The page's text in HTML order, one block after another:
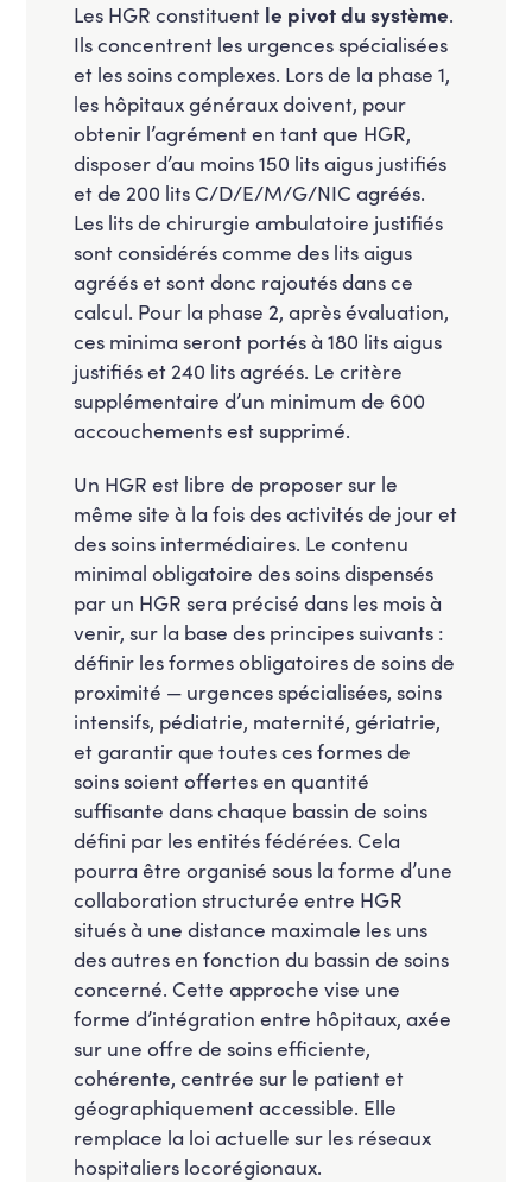
Les HGR constituent le pivot du système.
Ils concentrent les urgences spécialisées
et les soins complexes. Lors de la phase 1,
les hôpitaux généraux doivent, pour
obtenir l’agrément en tant que HGR,
disposer d’au moins 150 lits aigus justifiés
et de 200 lits C/D/E/M/G/NIC agréés.
Les lits de chirurgie ambulatoire justifiés
sont considérés comme des lits aigus
agréés et sont donc rajoutés dans ce
calcul. Pour la phase 2, après évaluation,
ces minima seront portés à 180 lits aigus
justifiés et 240 lits agréés. Le critère
supplémentaire d’un minimum de 600
accouchements est supprimé.
Un HGR est libre de proposer sur le
même site à la fois des activités de jour et
des soins intermédiaires. Le contenu
minimal obligatoire des soins dispensés
par un HGR sera précisé dans les mois à
venir, sur la base des principes suivants :
définir les formes obligatoires de soins de
proximité — urgences spécialisées, soins
intensifs, pédiatrie, maternité, gériatrie,
et garantir que toutes ces formes de
soins soient offertes en quantité
suffisante dans chaque bassin de soins
défini par les entités fédérées. Cela
pourra être organisé sous la forme d’une
collaboration structurée entre HGR
situés à une distance maximale les uns
des autres en fonction du bassin de soins
concerné. Cette approche vise une
forme d’intégration entre hôpitaux, axée
sur une offre de soins efficiente,
cohérente, centrée sur le patient et
géographiquement accessible. Elle
remplace la loi actuelle sur les réseaux
hospitaliers locorégionaux.